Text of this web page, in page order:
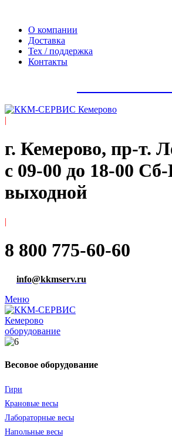
О компании
Доставка
Тех / поддержка
Контакты
|
г. Кемерово, пр-т.
с 09-00 до 18-00
выходной
|
8 800 775-60-60
info@kkmserv.ru
Меню
оборудование
Весовое оборудование
Гири
Крановые весы
Лабораторные весы
Напольные весы